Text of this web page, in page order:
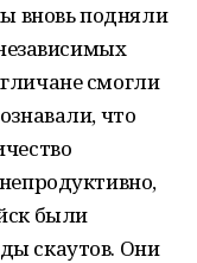
вновь подняли
смогли
что
были
скаутов. Они